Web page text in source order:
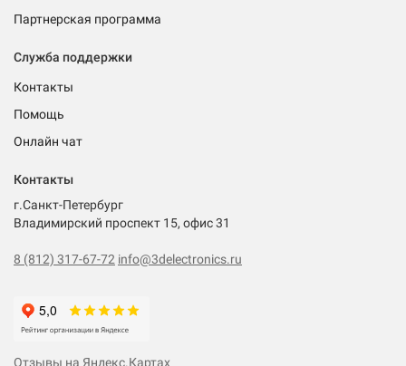
Партнерская программа
Служба поддержки
Контакты
Помощь
Онлайн чат
Контакты
г.Санкт-Петербург
Владимирский проспект 15, офис 31
8 (812) 317-67-72 info@3delectronics.ru
Отзывы на Яндекс.Картах